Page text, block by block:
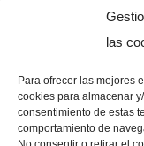
las
Para ofrecer las mejores
cookies para almacenar
consentimiento de estas
comportamiento de
La mascota de OAFI,
exclusiva y altruista